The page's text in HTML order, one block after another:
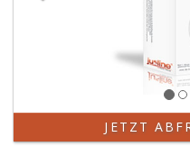
JETZT